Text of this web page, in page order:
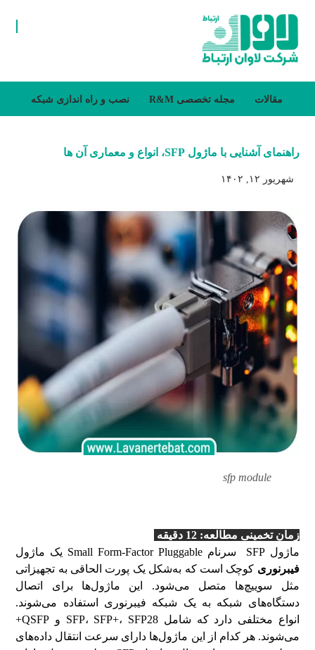
مقالات مجله تخصصی R&M نصب و راه اندازی شبکه
راهنمای آشنایی با ماژول SFP، انواع و معماری آن ها
شهریور ۱۲, ۱۴۰۲
sfp module
زمان تخمینی مطالعه: 12 دقیقه
ماژول SFP سرنام Small Form-Factor Pluggable یک ماژول
فیبرنوری کوچک است که به‌شکل یک پورت الحاقی به تجهیزاتی
مثل سوییچ‌ها متصل می‌شود. این ماژول‌ها برای اتصال
دستگاه‌های شبکه به یک شبکه فیبرنوری استفاده می‌شوند.
انواع مختلفی دارد که شامل SFP، SFP+، SFP28 و QSFP+
می‌شوند. هر کدام از این ماژول‌ها دارای سرعت انتقال داده‌های